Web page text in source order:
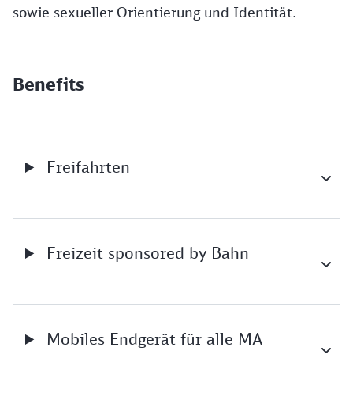
sowie sexueller Orientierung und Identität.
Benefits
Freifahrten
Freizeit sponsored by Bahn
Mobiles Endgerät für alle MA